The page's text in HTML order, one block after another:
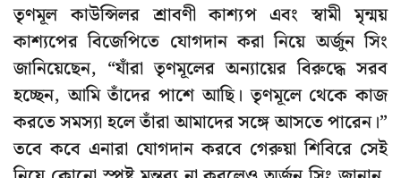
তৃণমূল কাউন্সিলর শ্রাবণী কাশ্যপ এবং স্বামী মৃন্ময়
কাশ্যপের বিজেপিতে যোগদান করা নিয়ে অর্জুন সিং
জানিয়েছেন, “যাঁরা তৃণমূলের অন্যায়ের বিরুদ্ধে সরব
হচ্ছেন, আমি তাঁদের পাশে আছি। তৃণমূলে থেকে কাজ
করতে সমস্যা হলে তাঁরা আমাদের সঙ্গে আসতে পারেন।”
তবে কবে এনারা যোগদান করবে গেরুয়া শিবিরে সেই